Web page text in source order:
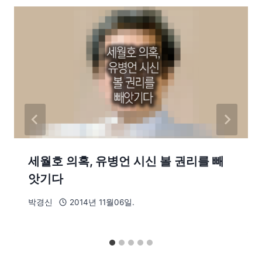
세월호 의혹, 유병언 시신 볼 권리를 빼
앗기다
박경신 2014년 11월06일.